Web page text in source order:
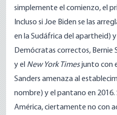
simplemente el comienzo, el
Incluso si Joe Biden se las
en la Sudáfrica del apartheid)
Demócratas correctos, Bernie
y el New York Timesjunto con
Sanders amenaza al
nombre) y el pantano en
América, ciertamente no con